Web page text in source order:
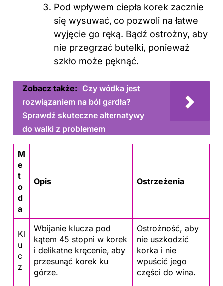
Pod wpływem ciepła korek zacznie
się wysuwać, co pozwoli na łatwe
wyjęcie go ręką. Bądź ostrożny, aby
nie przegrzać butelki, ponieważ
szkło może pęknąć.
Zobacz także: Czy wódka jest
rozwiązaniem na ból gardła?
Sprawdź skuteczne alternatywy
do walki z problemem
M
e
t
o
d
a
Opis Ostrzeżenia
Kl
u
c
z
Wbijanie klucza pod
kątem 45 stopni w korek
i delikatne kręcenie, aby
przesunąć korek ku
górze.
Ostrożność, aby
nie uszkodzić
korka i nie
wpuścić jego
części do wina.